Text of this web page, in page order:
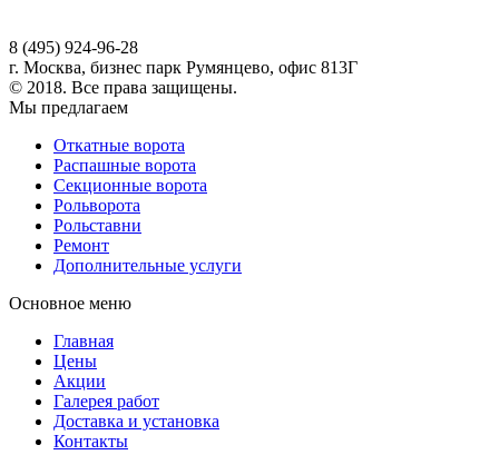
8 (495) 924-96-28
г. Москва, бизнес парк Румянцево, офис 813Г
© 2018. Все права защищены.
Мы предлагаем
Откатные ворота
Распашные ворота
Секционные ворота
Рольворота
Рольставни
Ремонт
Дополнительные услуги
Основное меню
Главная
Цены
Акции
Галерея работ
Доставка и установка
Контакты